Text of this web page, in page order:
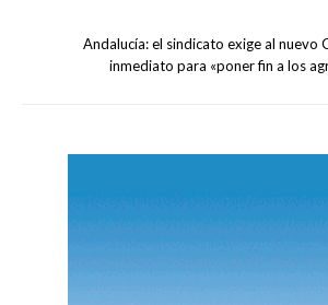
Andalucía: el sindicato exige al nuevo
inmediato para «poner fin a los